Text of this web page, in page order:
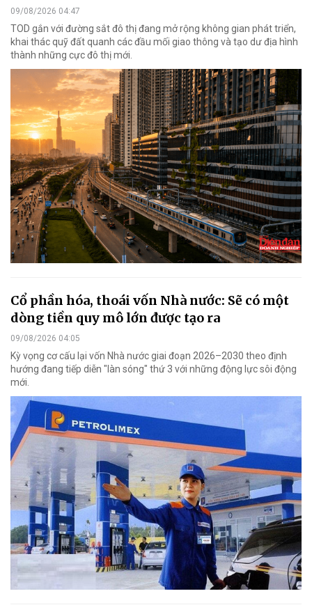
09/08/2026 04:47
TOD gắn với đường sắt đô thị đang mở rộng không gian phát triển,
khai thác quỹ đất quanh các đầu mối giao thông và tạo dư địa hình
thành những cực đô thị mới.
Cổ phần hóa, thoái vốn Nhà nước: Sẽ có một
dòng tiền quy mô lớn được tạo ra
09/08/2026 04:05
Kỳ vọng cơ cấu lại vốn Nhà nước giai đoạn 2026–2030 theo định
hướng đang tiếp diễn "làn sóng" thứ 3 với những động lực sôi động
mới.